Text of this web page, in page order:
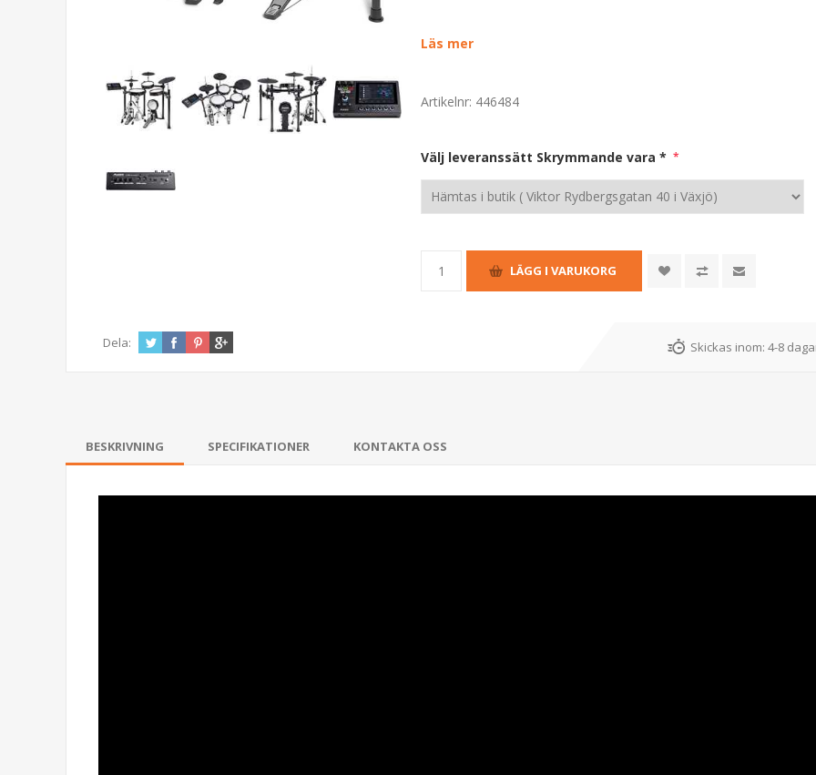
Läs mer
Artikelnr: 446484
Välj leveranssätt Skrymmande vara * *
Dela: Skickas inom: 4-8
BESKRIVNING SPECIFIKATIONER KONTAKTA OSS